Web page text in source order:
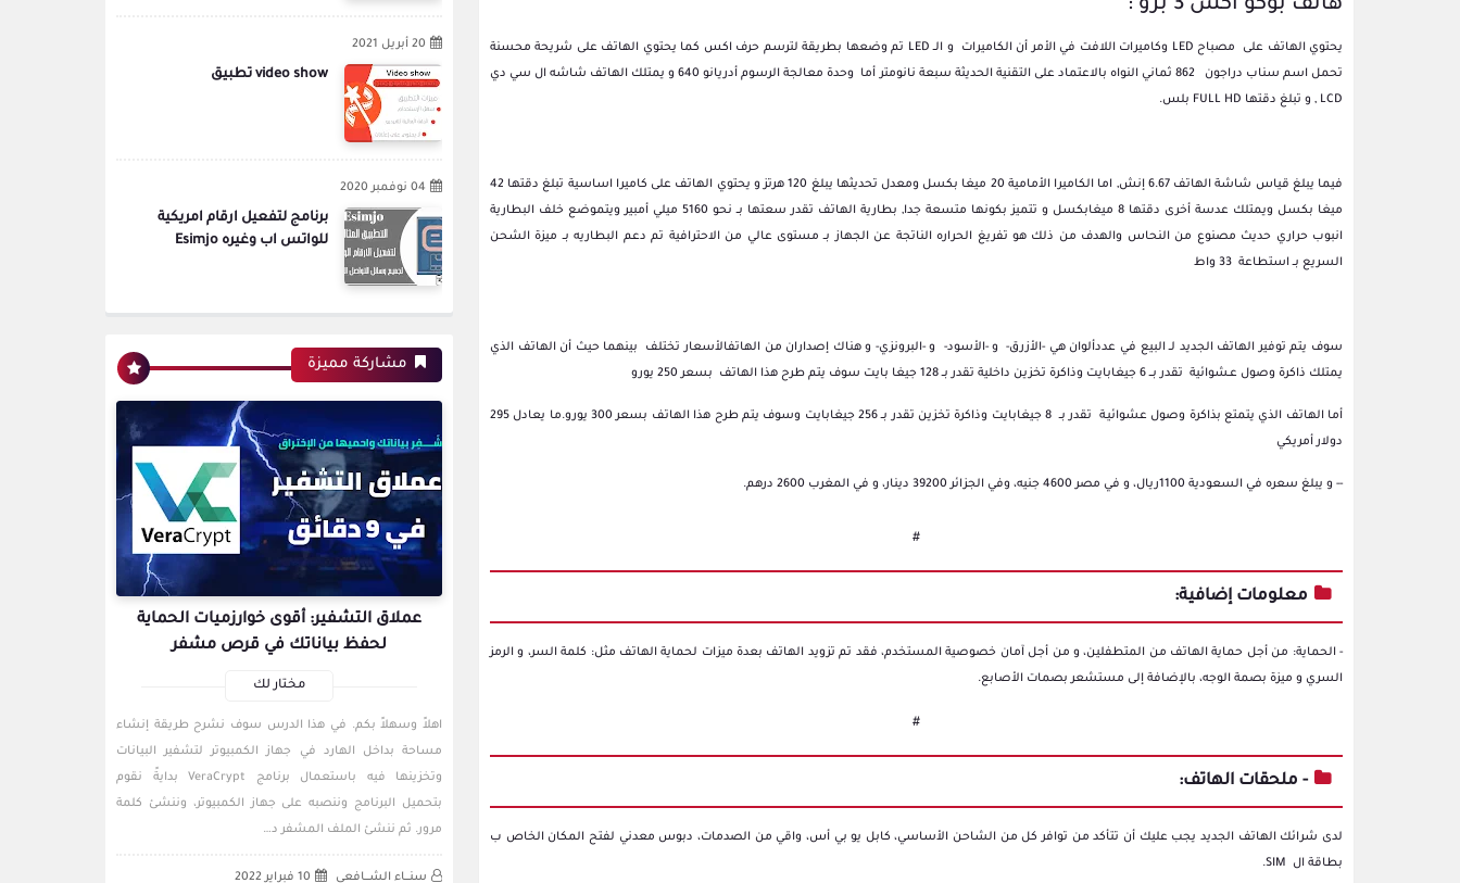
هاتف بوكو اكس 3 برو :
يحتوي الهاتف على مصباح LED وكاميرات اللافت في الأمر أن الكاميرات و الــ LED تم وضعها بطريقة لترسم حرف اكس كما يحتوي الهاتف على شريحة محسنة
تحمل اسم سناب دراجون 862 ثماني النواه بالاعتماد على التقنية الحديثة سبعة نانومتر أما وحدة معالجة الرسوم أدريانو 640 و يمتلك الهاتف شاشه ال سي دي
LCD , و تبلغ دقتها FULL HD بلس.
فيما يبلغ قياس شاشة الهاتف 6.67 إنش, اما الكاميرا الأمامية 20 ميغا بكسل ومعدل تحديثها يبلغ 120 هرتز و يحتوي الهاتف على كاميرا اساسية تبلغ دقتها 42
ميغا بكسل ويمتلك عدسة أخرى دقتها 8 ميغابكسل و تتميز بكونها متسعة جدا, بطارية الهاتف تقدر سعتها بــ نحو 5160 ميلي أمبير ويتموضع خلف البطارية
انبوب حراري حديث مصنوع من النحاس والهدف من ذلك هو تفريغ الحراره الناتجة عن الجهاز بــ مستوى عالي من الاحترافية تم دعم البطاريه بــ ميزة الشحن
السريع بــ استطاعة 33 واط
سوف يتم توفير الهاتف الجديد لــ البيع في عددألوان هي -الأزرق- و -الأسود- و -البرونزي- و هناك إصداران من الهاتفالأسعار تختلف بينهما حيث أن الهاتف الذي
يمتلك ذاكرة وصول عـشوائية تقدر بـــ 6 جيغابايت وذاكرة تخزين داخلية تقدر بــ 128 جيغا بايت سوف يتم طرح هذا الهاتف بسعر 250 يورو
أما الهاتف الذي يتمتع بذاكرة وصول عشوائيـة تقدر بــ 8 جيغابايت وذاكرة تخزين تقدر بــ 256 جيغابايت وسوف يتم طرح هذا الهاتف بسعر 300 يورو.ما يعادل 295
دولار أمريكي
-- و يبلغ سعره في السعودية 1100ريال، و في مصر 4600 جنيه، وفي الجزائر 39200 دينار، و في المغرب 2600 درهم.
#
معلومات إضافية:
- الحماية: من أجل حماية الهاتف من المتطفلين، و من أجل آمان خصوصية المستخدم، فقد تم تزويد الهاتف بعدة ميزات لحماية الهاتف مثل: كلمة السر، و الرمز
السري و ميزة بصمة الوجه، بالإضافة إلى مستشعر بصمات الأصابع.
#
- ملحقات الهاتف:
لدى شرائك الهاتف الجديد يجب عليك أن تتأكد من توافر كل من الشاحن الأساسي، كابل يو بي أس، واقي من الصدمات، دبوس معدني لفتح المكان الخاص ب
بطاقة ال SIM.
20 أبريل 2021
video show تطبيق
04 نوفمبر 2020
برنامج لتفعيل ارقام امريكية
للواتس اب وغيره Esimjo
مشاركة مميزة
عملاق التشفير: أقوى خوارزميات الحماية
لحفظ بياناتك في قرص مشفر
مختار لك
اهلاً وسهلاً بكم. في هذا الدرس سوف نشرح طريقة إنشاء
مساحة بداخل الهارد في جهاز الكمبيوتر لتشفير البيانات
وتخزينها فيه باستعمال برنامج VeraCrypt بدايةً نقوم
بتحميل البرنامج وننصبه على جهاز الكمبيوتر، وننشئ كلمة
مرور. ثم ننشئ الملف المشفر د…
سنــــاء الشــــافعي 10 فبراير 2022